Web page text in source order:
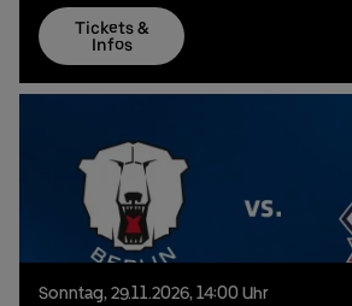
Tickets &
Infos
Sonntag,29.11.2026,14:00 Uhr